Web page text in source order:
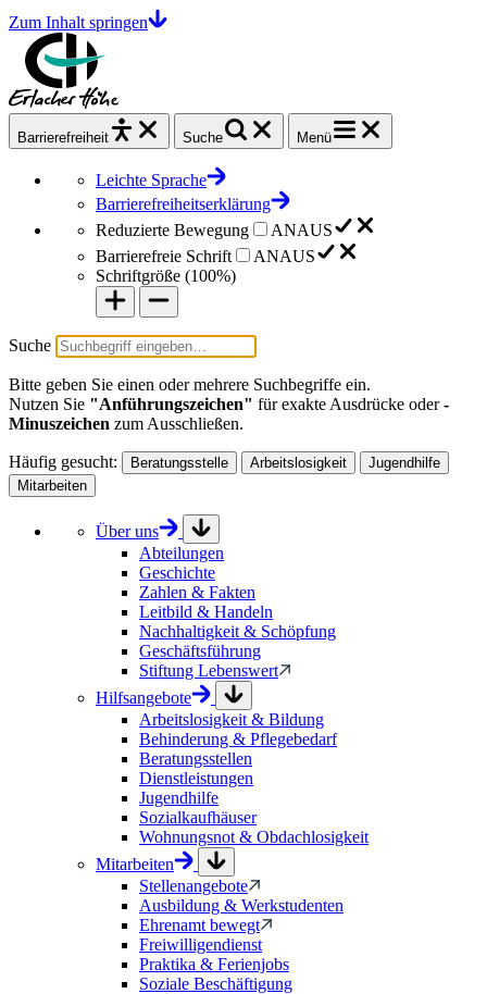
Zum Inhalt springen
Barrierefrei heit Suche Menü
Leichte Sprache
Barrierefreiheitserklärung
Reduzierte Bewegung
ANAUS
Barrierefreie Schrift
ANAUS
Schriftgröße (100%)
Suche
Bitte geben Sie einen oder mehrere Suchbegriffe ein.
Nutzen Sie "Anführungszeichen" für exakte Ausdrücke oder-
Minuszeichen zum Ausschließen.
Häufig gesucht: Beratungsstelle Arbeitslosigkeit
Jugendhilfe
Mitarbeiten
Über uns
Abteilungen
Geschichte
Zahlen & Fakten
Leitbild & Handeln
Nachhaltigkeit & Schöpfung
Geschäftsführung
Stiftung Lebenswert
Hilfsangebote
Arbeitslosigkeit & Bildung
Behinderung & Pflegebedarf
Beratungsstellen
Dienstleistungen
Jugendhilfe
Sozialkaufhäuser
Wohnungsnot & Obdachlosigkeit
Mitarbeiten
Stellenangebote
Ausbildung & Werkstudenten
Ehrenamt bewegt
Freiwilligendienst
Praktika & Ferienjobs
Soziale Beschäftigung